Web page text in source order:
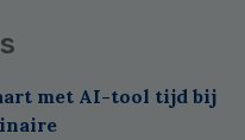
met AI-tool tijd bij